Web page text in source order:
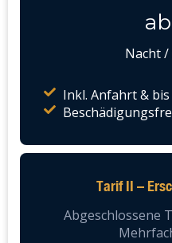
Nacht /
Inkl. Anfahrt &
Tarif II –
Abgeschlossene